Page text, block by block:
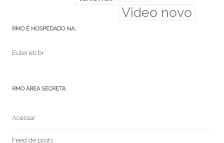
Video novo
RMO É HOSPEDADO NA:
Euler.eti.br
RMO ÁREA SECRETA
Acessar
Feed de posts